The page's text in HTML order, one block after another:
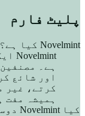
پلیٹ فارم
Novelmint کیا ہے؟
ہے۔
اور شائع
کرتے، غیر
ہمیشہ مفت
کیا Novelmint دوسری زبانوں میں دستیاب ہے؟